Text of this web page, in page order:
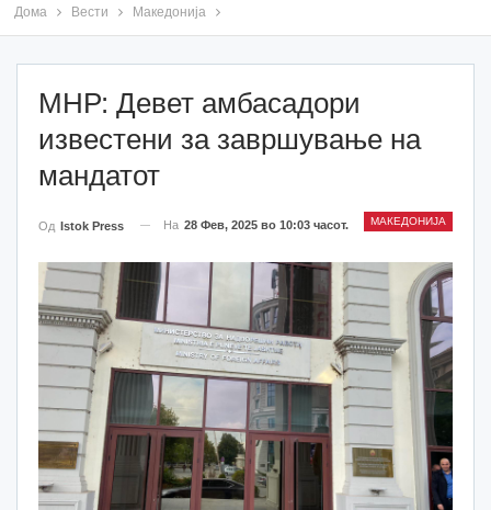
Дома Вести Македонија
МНР: Девет амбасадори
известени за завршување на
мандатот
МАКЕДОНИЈА
Од Istok Press На 28 Фев, 2025 во 10:03 часот.